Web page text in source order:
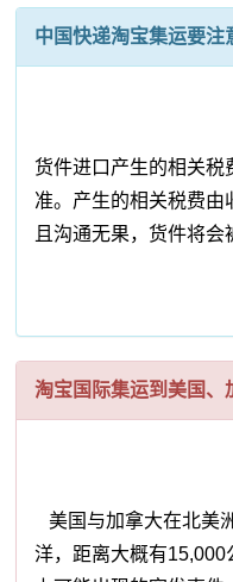
中国快递淘宝集运要注
货件进口产生的相关税
准。产生的相关税费由
且沟通无果，货件将会
淘宝国际集运到美国、
美国与加拿大在北美
洋，距离大概有15,000